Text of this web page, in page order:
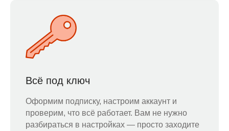
Всё под ключ
Оформим подписку, настроим аккаунт и
проверим, что всё работает. Вам не нужно
разбираться в настройках — просто заходите